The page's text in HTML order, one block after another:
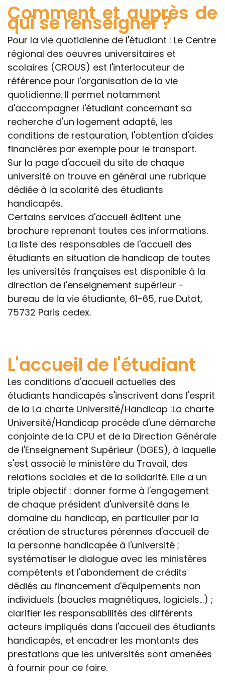
Comment et auprès de
qui se renseigner ?
Pour la vie quotidienne de l'étudiant : Le Centre
régional des oeuvres universitaires et
scolaires (CROUS) est l'interlocuteur de
référence pour l'organisation de la vie
quotidienne. Il permet notamment
d'accompagner l'étudiant concernant sa
recherche d'un logement adapté, les
conditions de restauration, l'obtention d'aides
financières par exemple pour le transport.
Sur la page d'accueil du site de chaque
université on trouve en général une rubrique
dédiée à la scolarité des étudiants
handicapés.
Certains services d'accueil éditent une
brochure reprenant toutes ces informations.
La liste des responsables de l'accueil des
étudiants en situation de handicap de toutes
les universités françaises est disponible à la
direction de l'enseignement supérieur -
bureau de la vie étudiante, 61-65, rue Dutot,
75732 Paris cedex.
L'accueil de l'étudiant
Les conditions d'accueil actuelles des
étudiants handicapés s'inscrivent dans l'esprit
de la La charte Université/Handicap :La charte
Université/Handicap procède d'une démarche
conjointe de la CPU et de la Direction Générale
de l'Enseignement Supérieur (DGES), à laquelle
s'est associé le ministère du Travail, des
relations sociales et de la solidarité. Elle a un
triple objectif : donner forme à l'engagement
de chaque président d'université dans le
domaine du handicap, en particulier par la
création de structures pérennes d'accueil de
la personne handicapée à l'université ;
systématiser le dialogue avec les ministères
compétents et l'abondement de crédits
dédiés au financement d'équipements non
individuels (boucles magnétiques, logiciels...) ;
clarifier les responsabilités des différents
acteurs impliqués dans l'accueil des étudiants
handicapés, et encadrer les montants des
prestations que les universités sont amenées
à fournir pour ce faire.